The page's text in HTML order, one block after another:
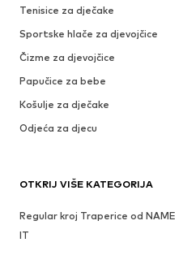
Tenisice za dječake
Sportske hlače za djevojčice
Čizme za djevojčice
Papučice za bebe
Košulje za dječake
Odjeća za djecu
OTKRIJ VIŠE KATEGORIJA
Regular kroj Traperice od NAME
IT